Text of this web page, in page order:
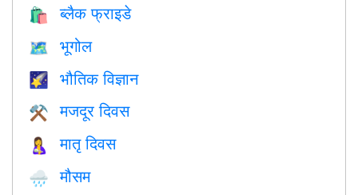
🛍 ब्लैक फ्राइडे
🗺 भूगोल
🌠 भौतिक विज्ञान
⚒️ मजदूर दिवस
🤱 मातृ दिवस
🌧 मौसम